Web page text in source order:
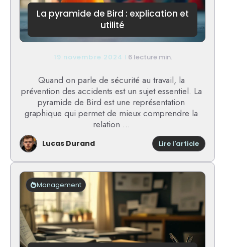
La pyramide de Bird : explication et
utilité
19 novembre 2024 6 lecture min.
Quand on parle de sécurité au travail, la
prévention des accidents est un sujet essentiel. La
pyramide de Bird est une représentation
graphique qui permet de mieux comprendre la
relation ...
Lucas Durand Lire l'article:
La
de
et
utilité
Management